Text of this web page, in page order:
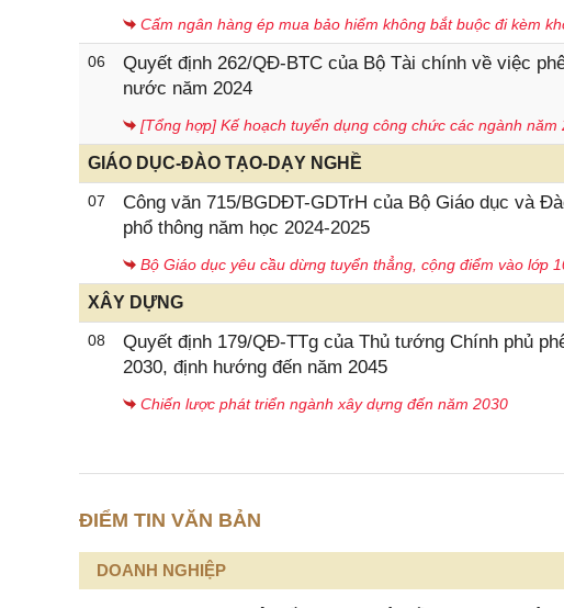
Cấm ngân hàng ép mua bảo hiểm không bắt buộc đi kèm
06
Quyết định 262/QĐ-BTC của Bộ Tài chính về việc
nước năm 2024
[Tổng hợp] Kế hoạch tuyển dụng công chức các ngành năm
GIÁO DỤC-ĐÀO TẠO-DẠY NGHỀ
07
Công văn 715/BGDĐT-GDTrH của Bộ Giáo dục và
phổ thông năm học 2024-2025
Bộ Giáo dục yêu cầu dừng tuyển thẳng, cộng điểm vào lớp
XÂY DỰNG
08
Quyết định 179/QĐ-TTg của Thủ tướng Chính phủ
2030, định hướng đến năm 2045
Chiến lược phát triển ngành xây dựng đến năm 2030
ĐIỂM TIN VĂN BẢN
DOANH NGHIỆP